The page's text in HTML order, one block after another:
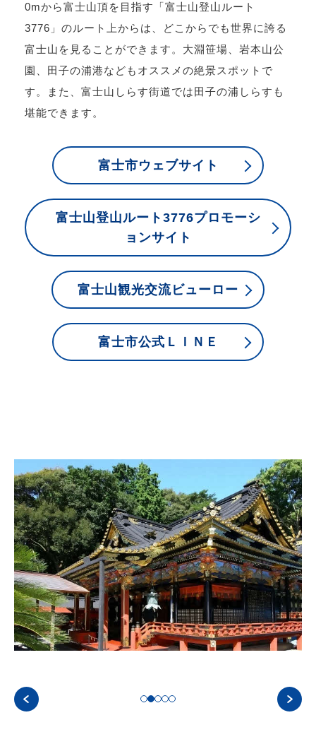
0mから富士山頂を目指す「富士山登山ルート
3776」のルート上からは、どこからでも世界に誇る
富士山を見ることができます。大淵笹場、岩本山公
園、田子の浦港などもオススメの絶景スポットで
す。また、富士山しらす街道では田子の浦しらすも
堪能できます。
富士市ウェブサイト
富士山登山ルート3776プロモーシ
ョンサイト
富士山観光交流ビューロー
富士市公式ＬＩＮＥ